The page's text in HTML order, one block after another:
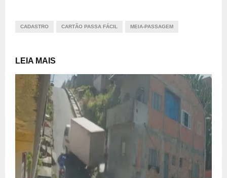
CADASTRO CARTÃO PASSA FÁCIL MEIA-PASSAGEM
LEIA MAIS